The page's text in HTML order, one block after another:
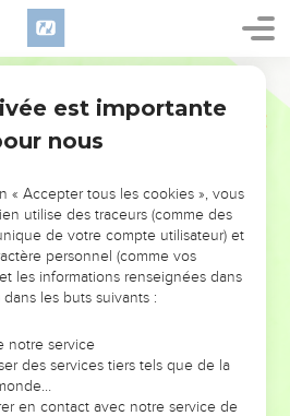
L’ÉVÉNEMENT
!
POUVAIENT VOUS ÉVITER LES
VOTRES ?
on voit moins les doutes, les erreurs
ont traversés, alors même que ce
qui les ont façonnés.
est importante
nous
« Accepter tous les cookies », vous
utilise des traceurs (comme des
de votre compte utilisateur) et
personnel (comme vos
les informations renseignées dans
les buts suivants :
notre service
des services tiers tels que de la
en contact avec notre service de